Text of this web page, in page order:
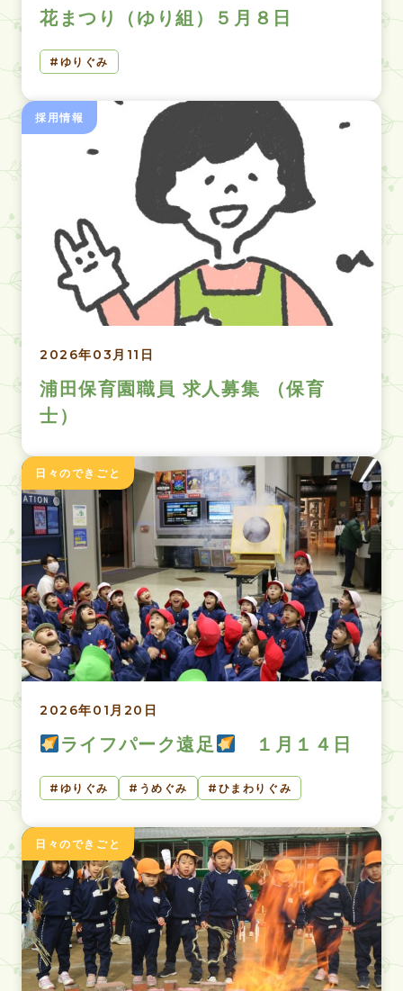
花まつり（ゆり組）５月８日
ゆりぐみ
採用情報
2026年03月11日
浦田保育園職員 求人募集 （保育
士）
日々のできごと
2026年01月20日
ライフパーク遠足 １月１４日
ゆりぐみ うめぐみ ひまわりぐみ
日々のできごと